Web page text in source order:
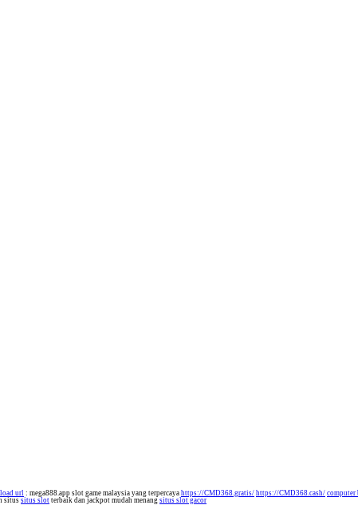
url : mega888.app slot game malaysia yang terpercaya https://CMD368.gratis/ https://CMD368.cash/ computer
situs situs slot terbaik dan jackpot mudah menang situs slot gacor